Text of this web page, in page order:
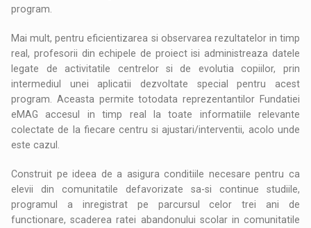
program.
Mai mult, pentru eficientizarea si observarea rezultatelor in timp
real, profesorii din echipele de proiect isi administreaza datele
legate de activitatile centrelor si de evolutia copiilor, prin
intermediul unei aplicatii dezvoltate special pentru acest
program. Aceasta permite totodata reprezentantilor Fundatiei
eMAG accesul in timp real la toate informatiile relevante
colectate de la fiecare centru si ajustari/interventii, acolo unde
este cazul.
Construit pe ideea de a asigura conditiile necesare pentru ca
elevii din comunitatile defavorizate sa-si continue studiile,
programul a inregistrat pe parcursul celor trei ani de
functionare, scaderea ratei abandonului scolar in comunitatile